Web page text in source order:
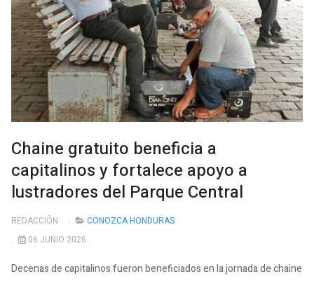
Chaine gratuito beneficia a
capitalinos y fortalece apoyo a
lustradores del Parque Central
REDACCIÓN
CONOZCA HONDURAS
06 JUNIO 2026
Decenas de capitalinos fueron beneficiados en la jornada de chaine